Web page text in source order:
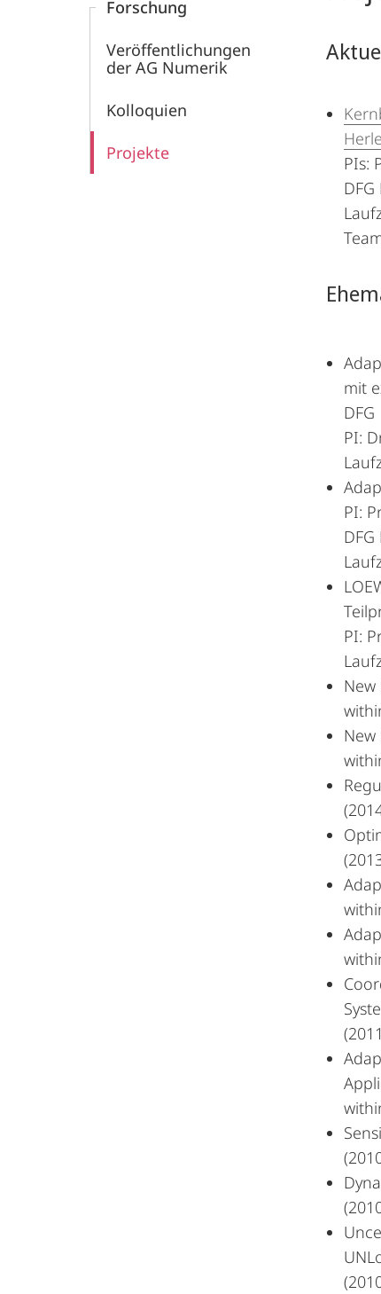
Forschung
Veröffentlichungen
der AG Numerik
Kolloquien
Projekte
PIs:
mit
PI:
PI:
PI: